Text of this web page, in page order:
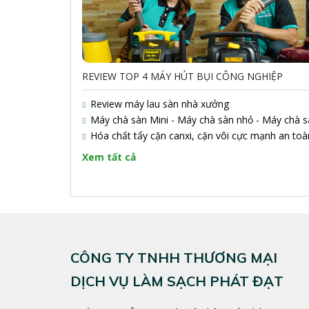
REVIEW TOP 4 MÁY HÚT BỤI CÔNG NGHIỆP
Review máy lau sàn nhà xưởng
Máy chà sàn Mini - Máy chà sàn nhỏ - Máy chà
linh hoạt Artison
Hóa chất tẩy cặn canxi, cặn vôi cực mạnh an
hiệu quả
Xem tất cả
CÔNG TY TNHH THƯƠNG MẠI
DỊCH VỤ LÀM SẠCH PHÁT ĐẠT